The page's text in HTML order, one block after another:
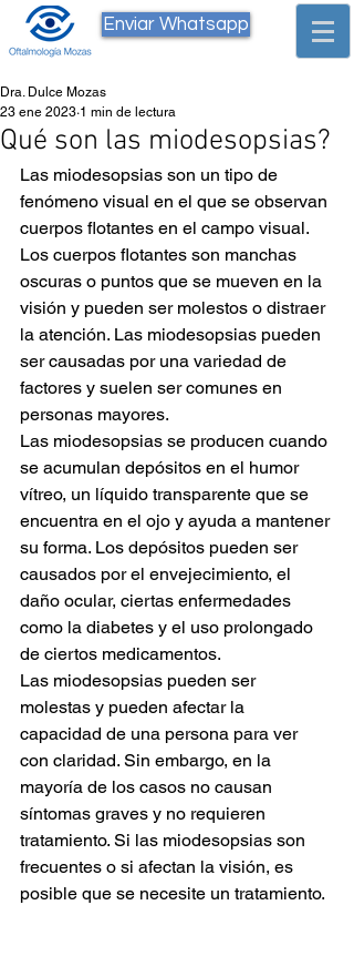
Enviar Whatsapp
Qué son las miodesopsias?
Dra. Dulce Mozas
23 ene 2023 1 min de lectura
Las miodesopsias son un tipo de
fenómeno visual en el que se observan
cuerpos flotantes en el campo visual.
Los cuerpos flotantes son manchas
oscuras o puntos que se mueven en la
visión y pueden ser molestos o distraer
la atención. Las miodesopsias pueden
ser causadas por una variedad de
factores y suelen ser comunes en
personas mayores.
Las miodesopsias se producen cuando
se acumulan depósitos en el humor
vítreo, un líquido transparente que se
encuentra en el ojo y ayuda a mantener
su forma. Los depósitos pueden ser
causados por el envejecimiento, el
daño ocular, ciertas enfermedades
como la diabetes y el uso prolongado
de ciertos medicamentos.
Las miodesopsias pueden ser
molestas y pueden afectar la
capacidad de una persona para ver
con claridad. Sin embargo, en la
mayoría de los casos no causan
síntomas graves y no requieren
tratamiento. Si las miodesopsias son
frecuentes o si afectan la visión, es
posible que se necesite un tratamiento.